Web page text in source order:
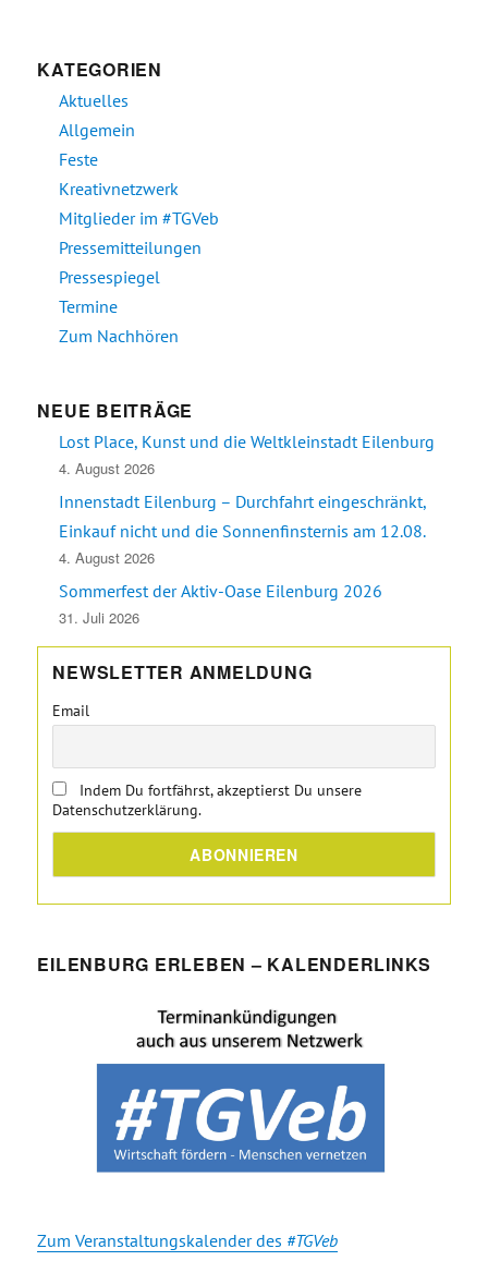
KATEGORIEN
Aktuelles
Allgemein
Feste
Kreativnetzwerk
Mitglieder im #TGVeb
Pressemitteilungen
Pressespiegel
Termine
Zum Nachhören
NEUE BEITRÄGE
Lost Place, Kunst und die Weltkleinstadt Eilenburg
4. August 2026
Innenstadt Eilenburg – Durchfahrt eingeschränkt,
Einkauf nicht und die Sonnenfinsternis am 12.08.
4. August 2026
Sommerfest der Aktiv-Oase Eilenburg 2026
31. Juli 2026
NEWSLETTER ANMELDUNG
Email
Indem Du fortfährst, akzeptierst Du unsere
Datenschutzerklärung.
EILENBURG ERLEBEN – KALENDERLINKS
Zum Veranstaltungskalender des #TGVeb